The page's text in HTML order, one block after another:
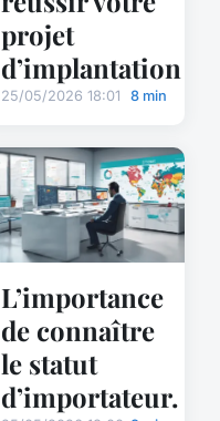
projet
d’implantation
25/05/2026 18:01 8 min
L’importance
de connaître
le statut
d’importateur.